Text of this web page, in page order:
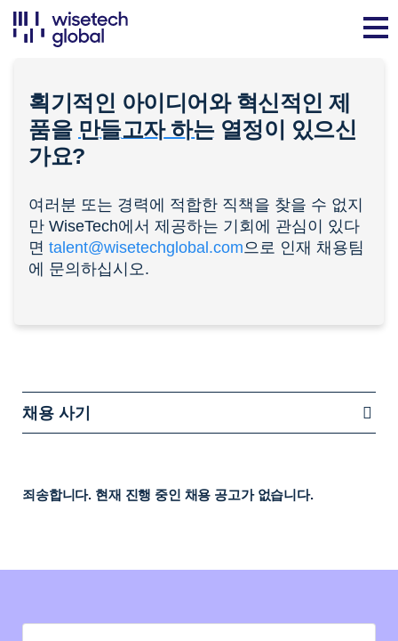
획기적인 아이디어와 혁신적인 제
품을 만들고자 하는열정이 있으신
가요?
여러분 또는 경력에 적합한 직책을 찾을 수 없지
만 WiseTech에서 제공하는 기회에 관심이 있다
면 talent@wisetechglobal.com으로 인재 채용팀
에 문의하십시오.
채용 사기
죄송합니다. 현재 진행 중인 채용 공고가 없습니다.